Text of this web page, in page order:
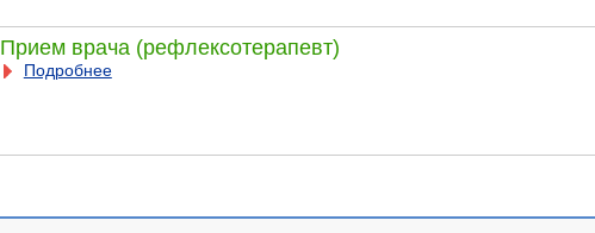
Прием врача (рефлексотерапевт)
Подробнее